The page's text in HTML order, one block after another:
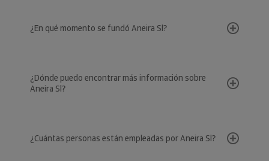
¿En qué momento se fundó Aneira Sl?
¿Dónde puedo encontrar más información sobre
Aneira Sl?
¿Cuántas personas están empleadas por Aneira Sl?